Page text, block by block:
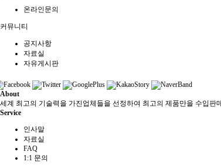
온라인문의
커뮤니티
공지사항
자료실
자유게시판
About
세계 최고의 기술력을 가진업체들을 선정하여 최고의 제품만을 수입
Service
인사말
자료실
FAQ
1:1 문의